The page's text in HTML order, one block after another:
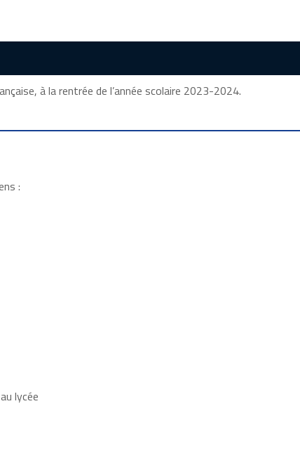
à la rentrée de l’année scolaire 2023-2024.
:
lycée